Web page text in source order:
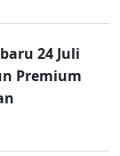
24 Juli
Premium